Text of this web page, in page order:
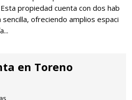
propiedad cuenta con dos hab
ofreciendo amplios espaci
en Toreno